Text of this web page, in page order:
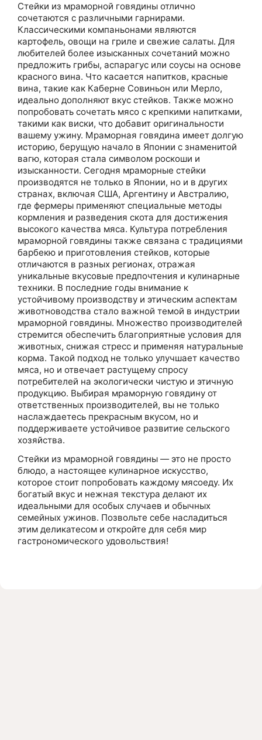
Стейки из мраморной говядины отлично
сочетаются с различными гарнирами.
Классическими компаньонами являются
картофель, овощи на гриле и свежие салаты. Для
любителей более изысканных сочетаний можно
предложить грибы, аспарагус или соусы на основе
красного вина. Что касается напитков, красные
вина, такие как Каберне Совиньон или Мерло,
идеально дополняют вкус стейков. Также можно
попробовать сочетать мясо с крепкими напитками,
такими как виски, что добавит оригинальности
вашему ужину. Мраморная говядина имеет долгую
историю, берущую начало в Японии с знаменитой
вагю, которая стала символом роскоши и
изысканности. Сегодня мраморные стейки
производятся не только в Японии, но и в других
странах, включая США, Аргентину и Австралию,
где фермеры применяют специальные методы
кормления и разведения скота для достижения
высокого качества мяса. Культура потребления
мраморной говядины также связана с традициями
барбекю и приготовления стейков, которые
отличаются в разных регионах, отражая
уникальные вкусовые предпочтения и кулинарные
техники. В последние годы внимание к
устойчивому производству и этическим аспектам
животноводства стало важной темой в индустрии
мраморной говядины. Множество производителей
стремится обеспечить благоприятные условия для
животных, снижая стресс и применяя натуральные
корма. Такой подход не только улучшает качество
мяса, но и отвечает растущему спросу
потребителей на экологически чистую и этичную
продукцию. Выбирая мраморную говядину от
ответственных производителей, вы не только
наслаждаетесь прекрасным вкусом, но и
поддерживаете устойчивое развитие сельского
хозяйства.
Стейки из мраморной говядины — это не просто
блюдо, а настоящее кулинарное искусство,
которое стоит попробовать каждому мясоеду. Их
богатый вкус и нежная текстура делают их
идеальными для особых случаев и обычных
семейных ужинов. Позвольте себе насладиться
этим деликатесом и откройте для себя мир
гастрономического удовольствия!